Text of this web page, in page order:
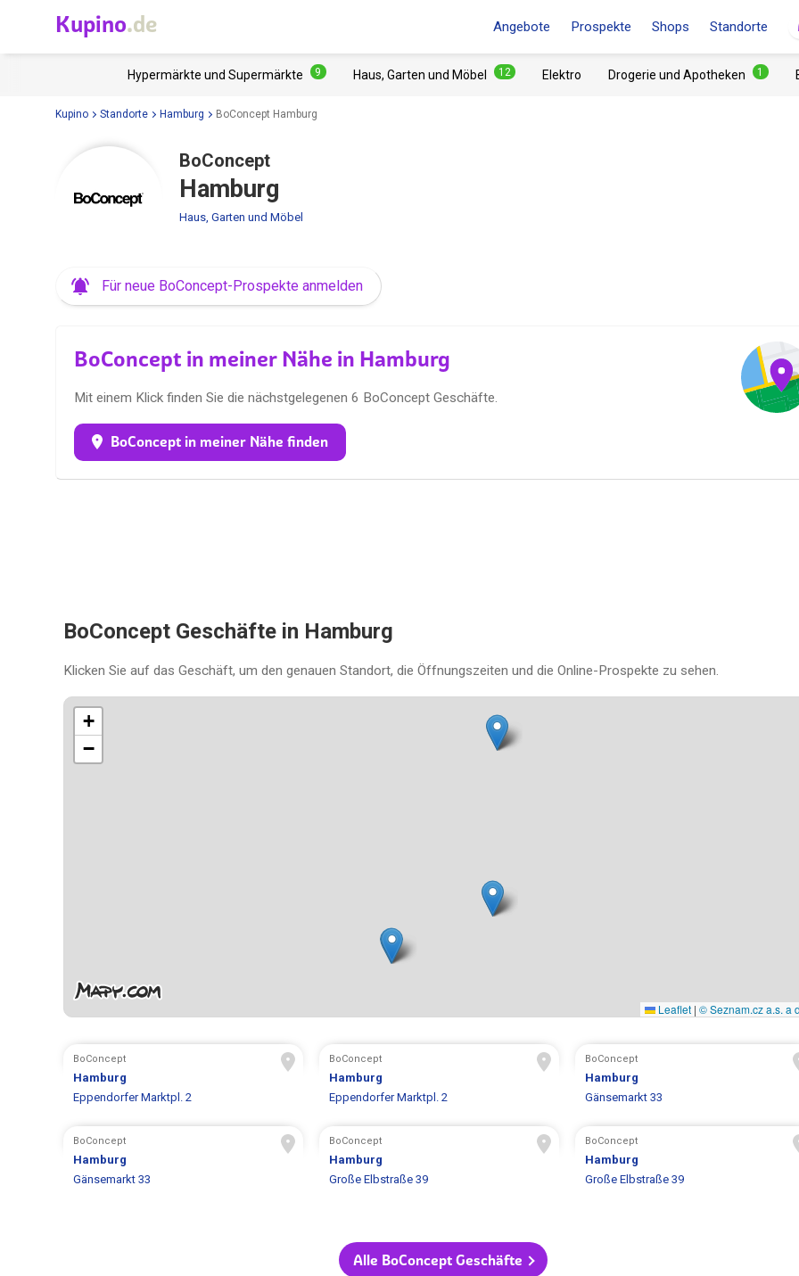
Kupino.de Angebote Prospekte Shops Standorte
Hypermärkte und Supermärkte 9 Haus, Garten und Möbel 12 Elektro Drogerie und Apotheken 1
Kupino Standorte Hamburg BoConcept Hamburg
BoConcept
Hamburg
Haus, Garten und Möbel
Für neue BoConcept-Prospekte anmelden
BoConcept in meiner Nähe in Hamburg
Mit einem Klick finden Sie die nächstgelegenen 6 BoConcept Geschäfte.
BoConcept in meiner Nähe finden
BoConcept Geschäfte in Hamburg
Klicken Sie auf das Geschäft, um den genauen Standort, die Öffnungszeiten und die Online-Prospekte zu sehen.
+
−
Leaflet | © Seznam.cz a.s. a
BoConcept
Hamburg
Eppendorfer Marktpl. 2
BoConcept
Hamburg
Eppendorfer Marktpl. 2
BoConcept
Hamburg
Gänsemarkt 33
BoConcept
Hamburg
Gänsemarkt 33
BoConcept
Hamburg
Große Elbstraße 39
BoConcept
Hamburg
Große Elbstraße 39
Alle BoConcept Geschäfte